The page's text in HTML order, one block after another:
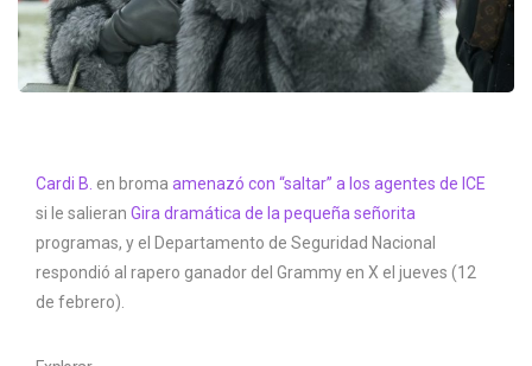
Cardi B. en broma amenazó con “saltar” a los agentes de ICE
si le salieran Gira dramática de la pequeña señorita
programas, y el Departamento de Seguridad Nacional
respondió al rapero ganador del Grammy en X el jueves (12
de febrero).